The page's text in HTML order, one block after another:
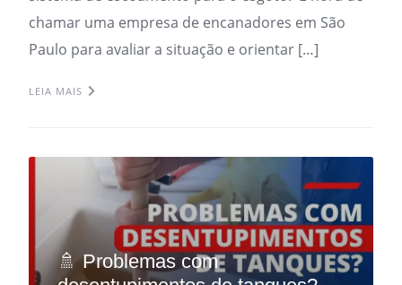
chamar uma empresa de encanadores em São
Paulo para avaliar a situação e orientar […]
LEIA MAIS
🚿 Problemas com